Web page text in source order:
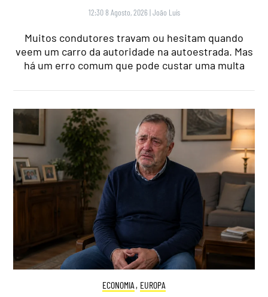
12:30 8 Agosto, 2026 |João Luís
Muitos condutores travam ou hesitam quando
veem um carro da autoridade na autoestrada. Mas
há um erro comum que pode custar uma multa
ECONOMIA , EUROPA